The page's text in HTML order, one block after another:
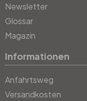
Newsletter
Glossar
Magazin
Informationen
Anfahrtsweg
Versandkosten